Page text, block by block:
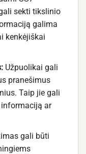
sekti tikslinio
galima
kenkėjiškai
Užpuolikai gali
pranešimus
Taip jie gali
ar
gali būti